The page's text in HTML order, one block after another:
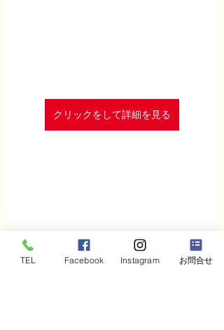
クリックをして詳細を見る
SDGs めんどくさい
子どもSDGs
こども
TEL Facebook Instagram お問合せ